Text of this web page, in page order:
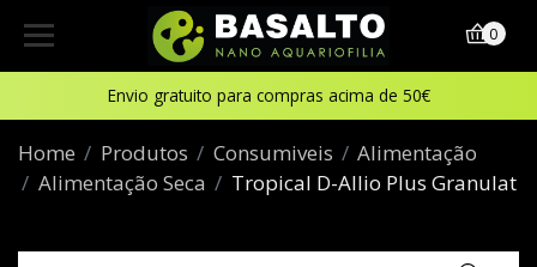
Envio gratuito para compras acima de 50€
0
Home Produtos Consumiveis
Alimentação
Alimentação Seca
Tropical D-Allio Plus Granulat